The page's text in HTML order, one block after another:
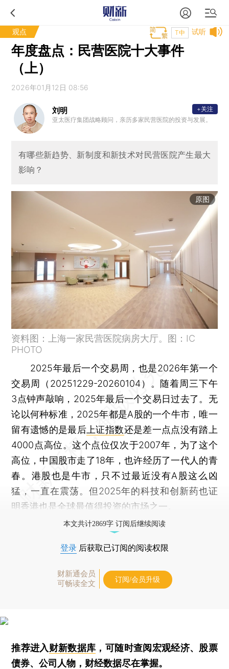
观点 试听
T中
年度盘点：民营医院十大事件
（上）
2026年01月12日 08:56
刘明
亚太医疗集团战略顾问，亲历多家民营医院的投资与发展。
+关注
有哪些新趋势、新制度和新技术对民营医院产生最大
影响？
原图
资料图：上海一家民营医院病房大厅。图：IC
PHOTO
2025年最后一个交易周，也是2026年第一个
交易周（20251229-20260104）。随着周三下午
3点钟声敲响，2025年最后一个交易日过去了。无
论以何种标准，2025年都是A股的一个牛市，唯一
留有遗憾的是最后 上证指数还是差一点点没有踏上
4000点高位。这个点位仅次于2007年，为了这个
高位，中国股市走了18年，也许经历了一代人的青
春。港股也是牛市，只不过最近没有A股这么凶
猛，一直在震荡。但2025年的科技和创新药也证
明香港也是全球最值得投资的市场之一。
本文共计2869字 订阅后继续阅读
登录 后获取已订阅的阅读权限
财新通会员
可畅读全文
订阅/会员升级
推荐进入财新数据库 ，可随时查阅宏观经济、股票
债券、公司人物，财经数据尽在掌握。